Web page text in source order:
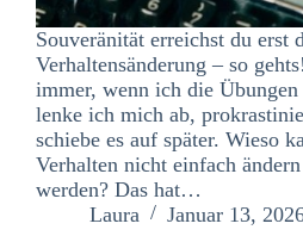
Souveränität erreichst du erst
Verhaltensänderung – so
immer, wenn ich die
lenke ich mich ab,
schiebe es auf später. Wieso
Verhalten nicht einfach
werden? Das hat…
Laura
Januar 13,